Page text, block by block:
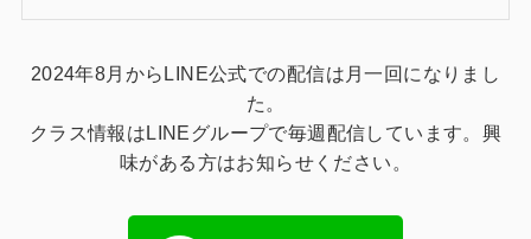
2024年8月からLINE公式での配信は月一回になりまし
た。
クラス情報はLINEグループで毎週配信しています。興
味がある方はお知らせください。